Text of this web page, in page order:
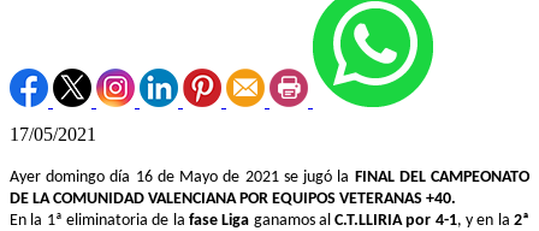
17/05/2021
Ayer domingo día 16 de Mayo de 2021 se jugó la FINAL DEL CAMPEONATO
DE LA COMUNIDAD VALENCIANA POR EQUIPOS VETERANAS +40.
En la 1ª eliminatoria de la fase Liga ganamos alC.T.LLIRIA por 4-1, y en la 2ª